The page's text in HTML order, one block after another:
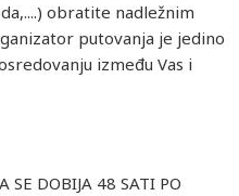
obratite nadležnim
putovanja je jedino
između Vas i
SE DOBIJA 48 SATI PO